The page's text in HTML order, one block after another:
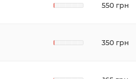
550 грн
350 грн